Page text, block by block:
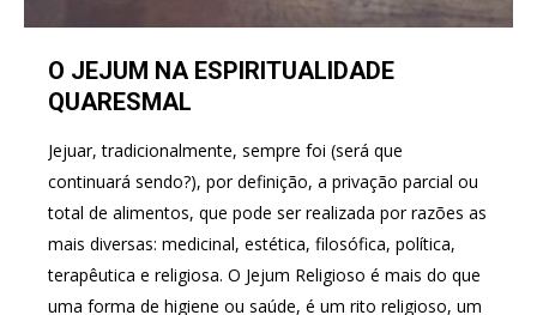
O JEJUM NA ESPIRITUALIDADE
QUARESMAL
Jejuar, tradicionalmente, sempre foi (será que
continuará sendo?), por definição, a privação parcial ou
total de alimentos, que pode ser realizada por razões as
mais diversas: medicinal, estética, filosófica, política,
terapêutica e religiosa. O Jejum Religioso é mais do que
uma forma de higiene ou saúde, é um rito religioso, um